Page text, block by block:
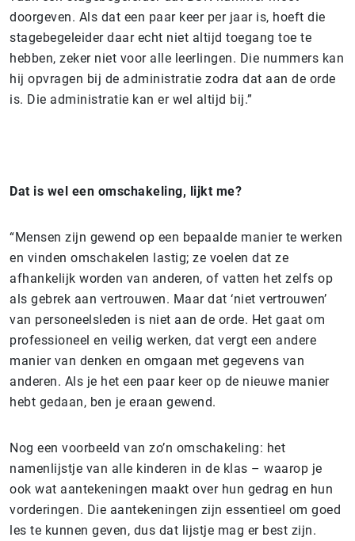
doorgeven. Als dat een paar keer per jaar is, hoeft die
stagebegeleider daar echt niet altijd toegang toe te
hebben, zeker niet voor alle leerlingen. Die nummers kan
hij opvragen bij de administratie zodra dat aan de orde
is. Die administratie kan er wel altijd bij.”
Dat is wel een omschakeling, lijkt me?
“Mensen zijn gewend op een bepaalde manier te werken
en vinden omschakelen lastig; ze voelen dat ze
afhankelijk worden van anderen, of vatten het zelfs op
als gebrek aan vertrouwen. Maar dat ‘niet vertrouwen’
van personeelsleden is niet aan de orde. Het gaat om
professioneel en veilig werken, dat vergt een andere
manier van denken en omgaan met gegevens van
anderen. Als je het een paar keer op de nieuwe manier
hebt gedaan, ben je eraan gewend.
Nog een voorbeeld van zo’n omschakeling: het
namenlijstje van alle kinderen in de klas – waarop je
ook wat aantekeningen maakt over hun gedrag en hun
vorderingen. Die aantekeningen zijn essentieel om goed
les te kunnen geven, dus dat lijstje mag er best zijn.